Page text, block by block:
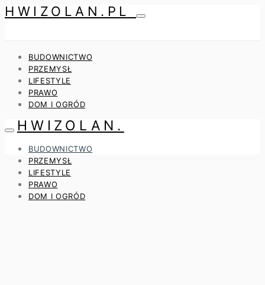
HWIZOLAN.PL
BUDOWNICTWO
PRZEMYSŁ
LIFESTYLE
PRAWO
DOM I OGRÓD
HWIZOLAN.
BUDOWNICTWO
PRZEMYSŁ
LIFESTYLE
PRAWO
DOM I OGRÓD